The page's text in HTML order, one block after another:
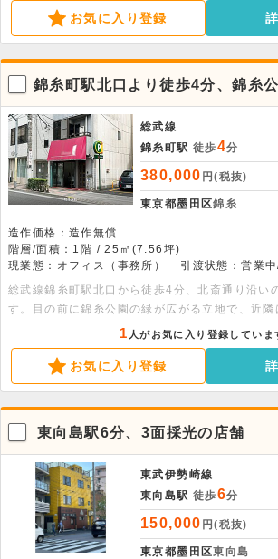
お気に入り登録
錦糸町駅北口より徒歩4分、錦糸
1階店舗。
総武線
錦糸町駅 徒歩4分
380,000 円(税抜)
東京都墨田区錦糸
造作価格：造作無償
階層/面積：1階 / 25㎡(7.56坪)
現業態：オフィス（事務所）
引渡状態：営業
総武線錦糸町駅北口から徒歩4分、北斎通り沿い
す。目の前に錦糸公園の緑が広がる立地で、近
混在するエリアとなっております。物販やサービ
す。是非ご検討ください。
1 人がお気に入り登録していま
お気に入り登録
東向島駅6分、3面採光の店舗
東武伊勢崎線
東向島駅 徒歩6分
150,000 円(税抜)
東京都墨田区東向島